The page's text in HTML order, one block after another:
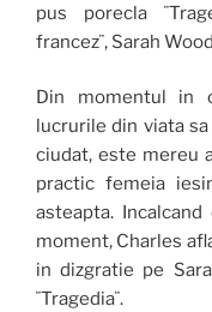
pus porecla
francez¨, Sarah
Din momentul in
lucrurile din viata
ciudat, este mereu
practic femeia
asteapta.
moment, Charles
in dizgratie pe
¨Tragedia¨.